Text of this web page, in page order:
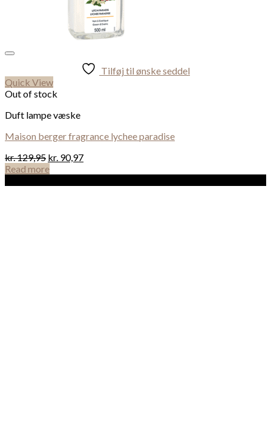
Tilføj til ønske seddel
Quick View
Out of stock
Duft lampe væske
Maison berger fragrance lychee paradise
kr.129,95 kr. 90,97
Read more